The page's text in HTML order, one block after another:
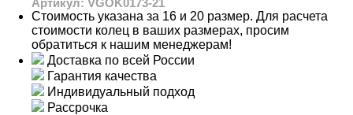
Стоимость указана за 16 и 20 размер. Для расчета
стоимости колец в ваших размерах, просим
обратиться к нашим менеджерам!
Доставка по всей России
Гарантия качества
Индивидуальный подход
Рассрочка